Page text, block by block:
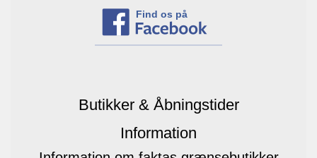
Find os på
Butikker & Åbningstider
Information